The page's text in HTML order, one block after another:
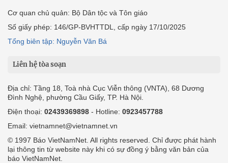
Cơ quan chủ quản: Bộ Dân tộc và Tôn giáo
Số giấy phép: 146/GP-BVHTTDL, cấp ngày 17/10/2025
Tổng biên tập: Nguyễn Văn Bá
Liên hệ tòa soạn
Địa chỉ: Tầng 18, Toà nhà Cục Viễn thông (VNTA), 68 Dương
Đình Nghệ, phường Cầu Giấy, TP. Hà Nội.
Điện thoại: 02439369898 - Hotline: 0923457788
Email: vietnamnet@vietnamnet.vn
© 1997 Báo VietNamNet. All rights reserved. Chỉ được phát hành
lại thông tin từ website này khi có sự đồng ý bằng văn bản của
báo VietNamNet.